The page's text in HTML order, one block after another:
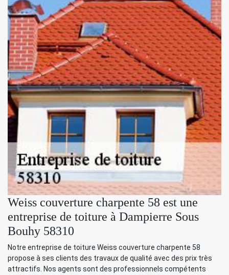
Weiss couverture charpente 58 est une
entreprise de toiture à Dampierre Sous
Bouhy 58310
Notre entreprise de toiture Weiss couverture charpente 58
propose à ses clients des travaux de qualité avec des prix très
attractifs. Nos agents sont des professionnels compétents